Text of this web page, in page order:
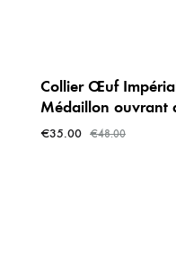
Collier Œuf
Médaillon ouvrant
€35.00 €48.00